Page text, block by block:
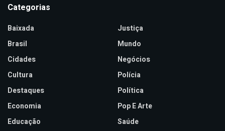
Categorias
Baixada
Brasil
Cidades
Cultura
Destaques
Economia
Educação
Justiça
Mundo
Negócios
Polícia
Política
Pop E Arte
Saúde